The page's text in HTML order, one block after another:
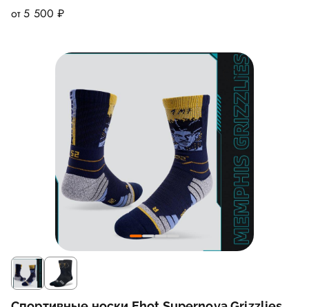
Light Blue Jersey
от 5 500 ₽